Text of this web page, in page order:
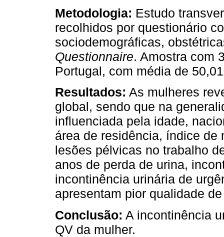
Metodologia: Estudo
recolhidos por questionário
sociodemográficas,
Questionnaire. Amostra com
Portugal, com média de
Resultados: As mulheres
global, sendo que na
influenciada pela idade,
área de residência, índice de
lesões pélvicas no trabalho
anos de perda de urina,
incontinência urinária de
apresentam pior qualidade
Conclusão: A incontinência
QV da mulher.